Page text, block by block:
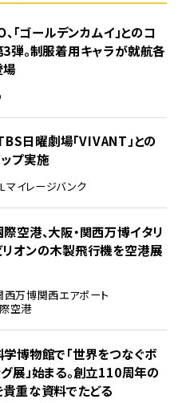
「ゴールデンカムイ」とのコ
弾。制服着用キャラが就航各
日曜劇場「VIVANT」との
プ実施
マイレージバンク
空港、大阪・関西万博イタリ
オンの木製飛行機を空港展
西万博関西エアポート
空港
博物館で「世界をつなぐボ
展」始まる。創立110周年の
重な資料でたどる